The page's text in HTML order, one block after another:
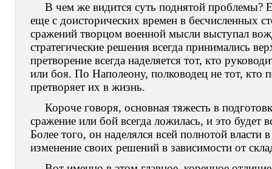
В чем же видится суть поднятой проблемы?
еще с доисторических времен в бесчисленных
сражений творцом военной мысли выступал
стратегические решения всегда принимались
претворение всегда наделяется тот, кто
или боя. По Наполеону, полководец не тот, кто
претворяет их в жизнь.
Короче говоря, основная тяжесть в
сражение или бой всегда ложилась, и это будет
Более того, он наделялся всей полнотой власти
изменение своих решений в зависимости от